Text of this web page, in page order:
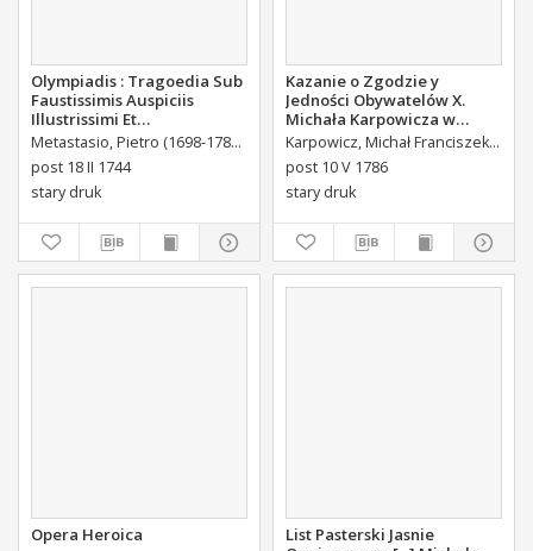
Olympiadis : Tragoedia Sub
Faustissimis Auspiciis
Illustrissimi Et
Eccellentissimi Comitis De
Brühl Liberi Baronis de
Forste & de Pfoerthen [...]
Metastasio, Pietro (1698-1782) Portalupi, Antoni Maria (1713-1791) Tł.
post 18 II 1744
stary druk
Kazanie o Zgodzie y
Jedności Obywatelów X.
Michała Karpowicza w
Uroczystosc Imienin [...]
Stanisława Augusta Krola
Miane [...].
Karpowicz, Michał Franciszek (1744-1803)
post 10 V 1786
stary druk
Opera Heroica
List Pasterski Jasnie